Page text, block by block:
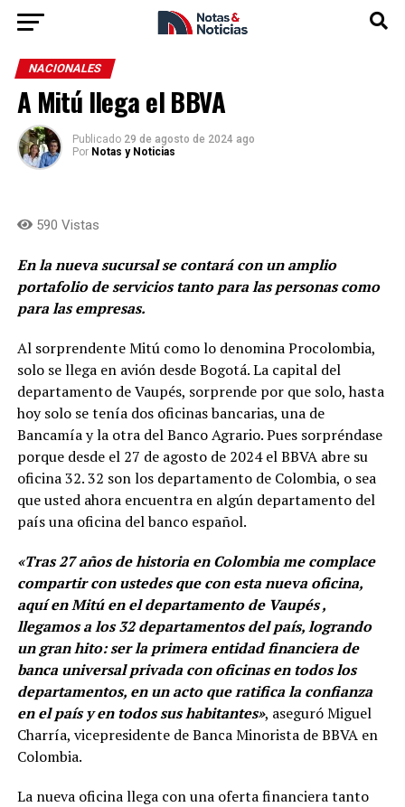
NACIONALES
A Mitú llega el BBVA
Publicado 29 de agosto de 2024 ago
Por Notas y Noticias
590 Vistas
En la nueva sucursal se contará con un amplio
portafolio de servicios tanto para las personas como
para las empresas.
Al sorprendente Mitú como lo denomina Procolombia,
solo se llega en avión desde Bogotá. La capital del
departamento de Vaupés, sorprende por que solo, hasta
hoy solo se tenía dos oficinas bancarias, una de
Bancamía y la otra del Banco Agrario. Pues sorpréndase
porque desde el 27 de agosto de 2024 el BBVA abre su
oficina 32. 32 son los departamento de Colombia, o sea
que usted ahora encuentra en algún departamento del
país una oficina del banco español.
«Tras 27 años de historia en Colombia me complace
compartir con ustedes que con esta nueva oficina,
aquí en Mitú en el departamento de Vaupés ,
llegamos a los 32 departamentos del país, logrando
un gran hito: ser la primera entidad financiera de
banca universal privada con oficinas en todos los
departamentos, en un acto que ratifica la confianza
en el país y en todos sus habitantes», aseguró Miguel
Charría, vicepresidente de Banca Minorista de BBVA en
Colombia.
La nueva oficina llega con una oferta financiera tanto